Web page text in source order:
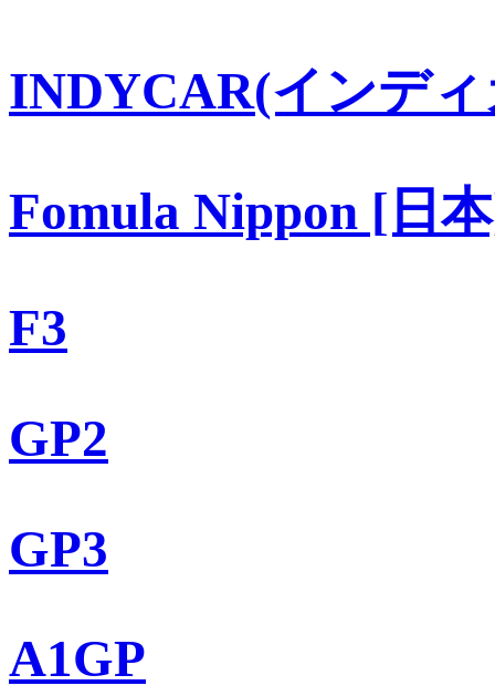
INDYCAR(インデ
Fomula Nippon [日
F3
GP2
GP3
A1GP